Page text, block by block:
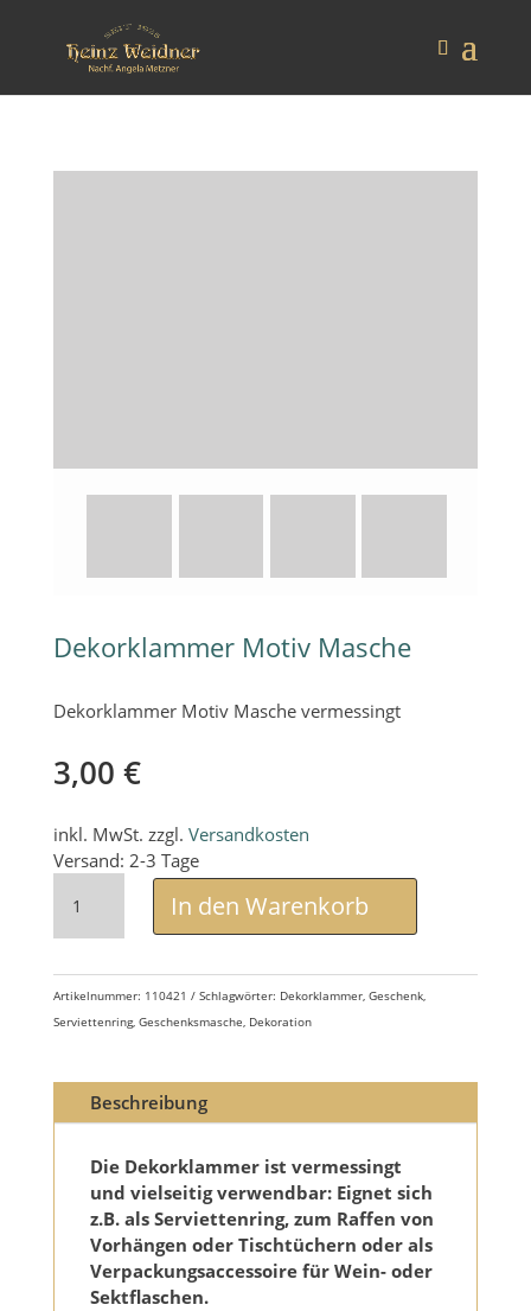
Dekorklammer Motiv Masche
Dekorklammer Motiv Masche vermessingt
3,00 €
inkl. MwSt. zzgl. Versandkosten
Versand: 2-3 Tage
Dekorklammer
Masche In den Warenkorb
Artikelnummer: 110421 Schlagwörter: Dekorklammer, Geschenk,
Serviettenring, Geschenksmasche, Dekoration
Beschreibung
Die Dekorklammer ist vermessingt
und vielseitig verwendbar: Eignet sich
z.B. als Serviettenring, zum Raffen von
Vorhängen oder Tischtüchern oder als
Verpackungsaccessoire für Wein- oder
Sektflaschen.